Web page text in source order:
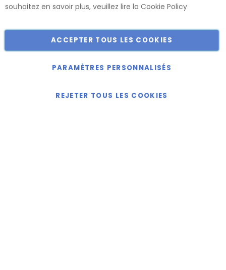
Catalogue
Tous droits réservés.
souhaitez en savoir plus, veuillez lire la Cookie Policy
ACCEPTER TOUS LES COOKIES
PARAMÈTRES PERSONNALISÉS
REJETER TOUS LES COOKIES